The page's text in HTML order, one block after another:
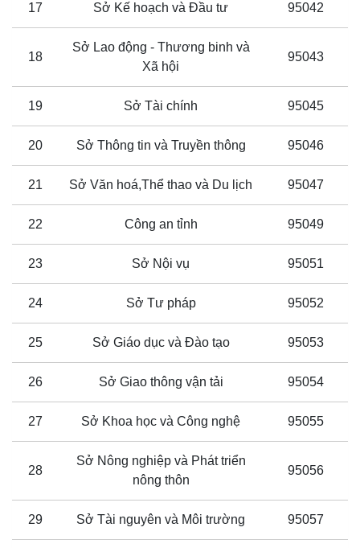
17 Sở Kế hoạch và Đầu tư 95042
18
Sở Lao động - Thương binh và
Xã hội
95043
19 Sở Tài chính 95045
20 Sở Thông tin và Truyền thông 95046
21 Sở Văn hoá,Thể thao và Du lịch 95047
22 Công an tỉnh 95049
23 Sở Nội vụ 95051
24 Sở Tư pháp 95052
25 Sở Giáo dục và Đào tạo 95053
26 Sở Giao thông vận tải 95054
27 Sở Khoa học và Công nghệ 95055
28
Sở Nông nghiệp và Phát triển
nông thôn
95056
29 Sở Tài nguyên và Môi trường 95057